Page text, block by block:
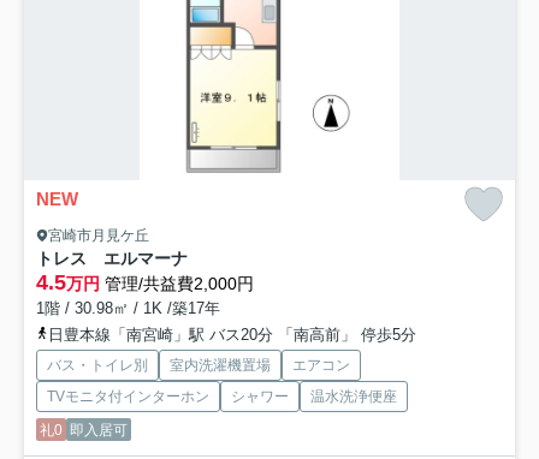
NEW
宮崎市月見ケ丘
トレス エルマーナ
4.5万円 管理/共益費2,000円
1階 / 30.98㎡ / 1K /築17年
日豊本線「南宮崎」駅 バス20分 「南高前」 停歩5分
バス・トイレ別 室内洗濯機置場
エアコン
TVモニタ付インターホン
シャワー
温水洗浄便座
礼0 即入居可